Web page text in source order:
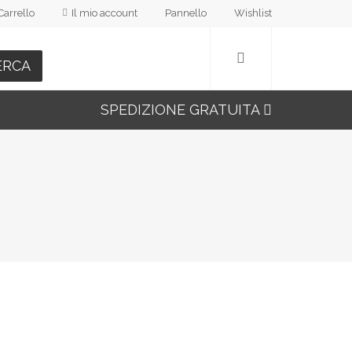
Il mio account Pannello Wishlist
SPEDIZIONE GRATUITA